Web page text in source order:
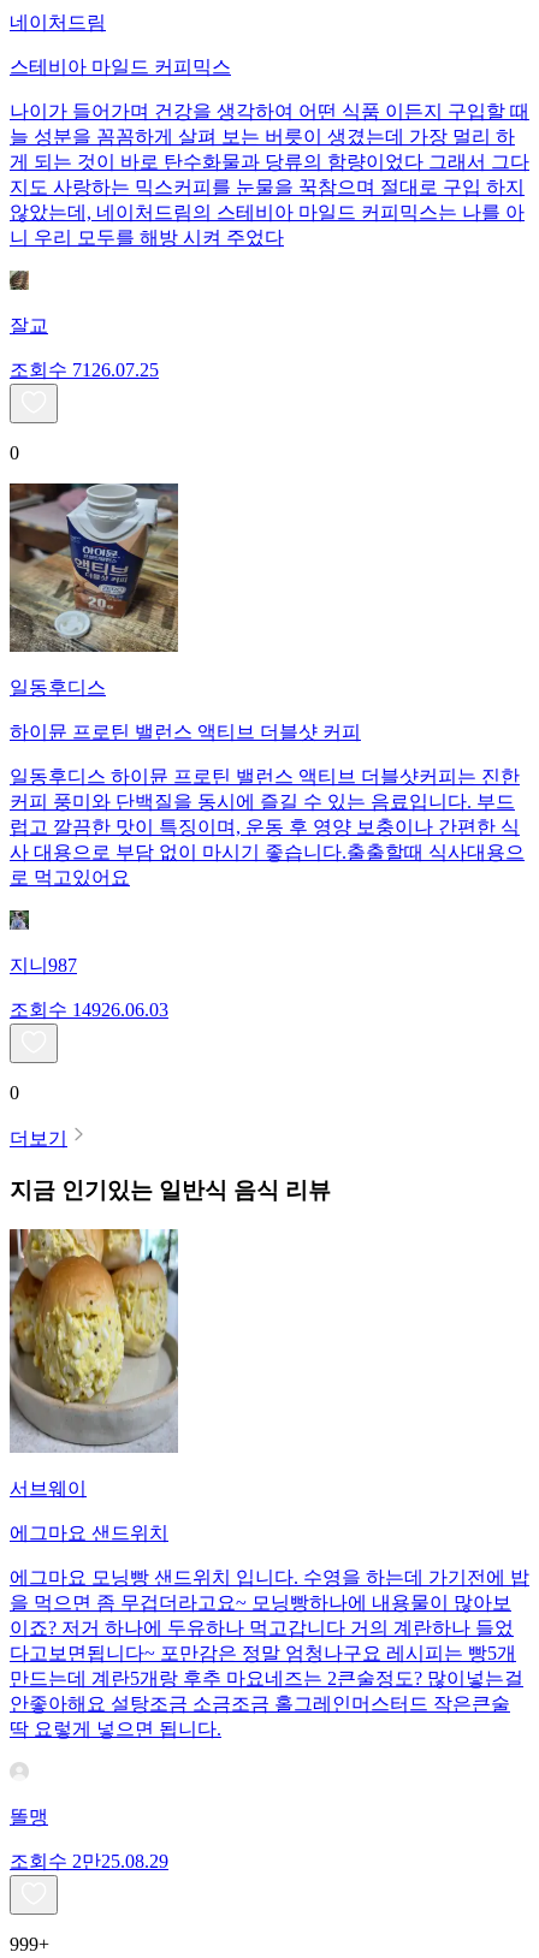
네이처드림
스테비아 마일드 커피믹스
나이가 들어가며 건강을 생각하여 어떤 식품 이든지 구입할 때
늘 성분을 꼼꼼하게 살펴 보는 버릇이 생겼는데 가장 멀리 하
게 되는 것이 바로 탄수화물과 당류의 함량이었다 그래서 그다
지도 사랑하는 믹스커피를 눈물을 꾹참으며 절대로 구입 하지
않았는데, 네이처드림의 스테비아 마일드 커피믹스는 나를 아
니 우리 모두를 해방 시켜 주었다
잘교
조회수 71 26.07.25
0
일동후디스
하이뮨 프로틴 밸런스 액티브 더블샷 커피
일동후디스 하이뮨 프로틴 밸런스 액티브 더블샷커피는 진한
커피 풍미와 단백질을 동시에 즐길 수 있는 음료입니다. 부드
럽고 깔끔한 맛이 특징이며, 운동 후 영양 보충이나 간편한 식
사 대용으로 부담 없이 마시기 좋습니다.출출할때 식사대용으
로 먹고있어요
지니987
조회수 14926.06.03
0
더보기
지금 인기있는 일반식 음식 리뷰
서브웨이
에그마요 샌드위치
에그마요 모닝빵 샌드위치 입니다. 수영을 하는데 가기전에 밥
을 먹으면 좀 무겁더라고요~ 모닝빵하나에 내용물이 많아보
이죠? 저거 하나에 두유하나 먹고갑니다 거의 계란하나 들었
다고보면됩니다~ 포만감은 정말 엄청나구요 레시피는 빵5개
만드는데 계란5개랑 후추 마요네즈는 2큰술정도? 많이넣는걸
안좋아해요 설탕조금 소금조금 홀그레인머스터드 작은큰술
딱 요렇게 넣으면 됩니다.
똘맹
조회수 2만25.08.29
999+